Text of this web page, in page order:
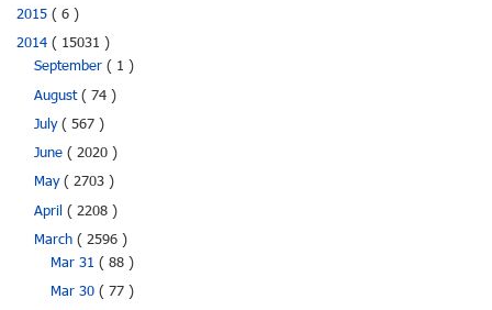
2015 ( 6 )
2014 ( 15031 )
September ( 1 )
August( 74 )
July( 567 )
June ( 2020 )
May( 2703 )
April ( 2208 )
March ( 2596 )
Mar 31( 88 )
Mar 30( 77 )